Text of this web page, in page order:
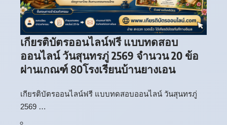
เกียรติบัตรออนไลน์ฟรี แบบทดสอบ
ออนไลน์ วันสุนทรภู่ 2569 จำนวน 20 ข้อ
ผ่านเกณฑ์ 80โรงเรียนบ้านยางเอน
เกียรติบัตรออนไลน์ฟรี แบบทดสอบออนไลน์ วันสุนทรภู่
2569 …